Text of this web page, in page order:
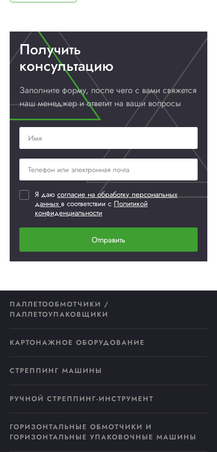
Получить
консультацию
Заполните форму, после чего с вами свяжется
наш менеджер и ответит на ваши вопросы
Я даю согласие на обработку персональных
данныхв соответствии с Политикой
конфиденциальности
Отправить
ПАЛЛЕТООБМОТЧИКИ /
ПАЛЛЕТОУПАКОВЩИКИ
КАРТОНАЖНОЕ ОБОРУДОВАНИЕ
СТРЕППИНГ МАШИНЫ
РУЧНОЙ СТРЕППИНГ-ИНСТРУМЕНТ
ГОРИЗОНТАЛЬНЫЕ ОБМОТЧИКИ И
ГОРИЗОНТАЛЬНЫЕ УПАКОВОЧНЫЕ МАШИНЫ